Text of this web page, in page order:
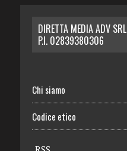
DIRETTA MEDIA ADV SRL
P.I. 02839380306
Chi siamo
Codice etico